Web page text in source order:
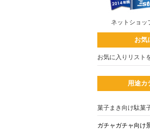
ネットショッ
お気
お気に入りリスト
用途カ
菓子まき向け駄菓
ガチャガチャ向け